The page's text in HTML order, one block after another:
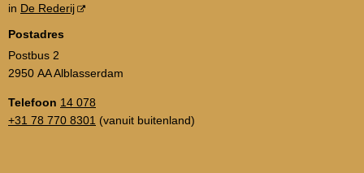
in De Rederij
Postadres
Postbus 2
2950 AA Alblasserdam
Telefoon 14 078
+31 78 770 8301 (vanuit buitenland)